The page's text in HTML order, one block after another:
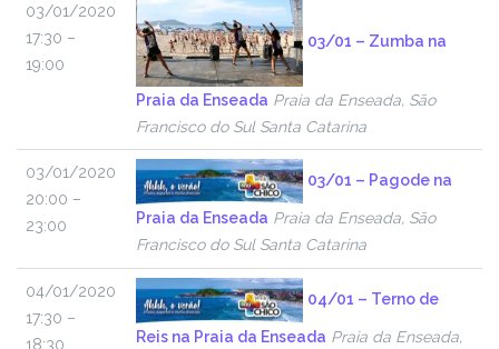
03/01/2020
17:30 –
19:00
03/01 – Zumba na
Praia da Enseada Praia da Enseada, São
Francisco do Sul Santa Catarina
03/01/2020
20:00 –
23:00
03/01 – Pagode na
Praia da Enseada Praia da Enseada, São
Francisco do Sul Santa Catarina
04/01/2020
17:30 –
18:30
04/01 – Terno de
Reis na Praia da Enseada Praia da Enseada,